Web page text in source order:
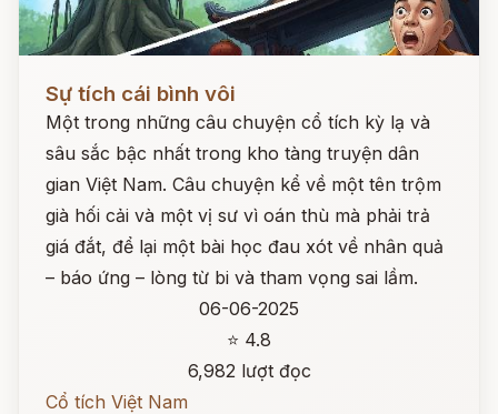
Sự tích cái bình vôi
Một trong những câu chuyện cổ tích kỳ lạ và
sâu sắc bậc nhất trong kho tàng truyện dân
gian Việt Nam. Câu chuyện kể về một tên trộm
già hối cải và một vị sư vì oán thù mà phải trả
giá đắt, để lại một bài học đau xót về nhân quả
– báo ứng – lòng từ bi và tham vọng sai lầm.
06-06-2025
⭐ 4.8
6,982 lượt đọc
Cổ tích Việt Nam